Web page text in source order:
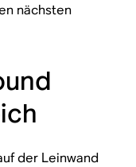
nächsten
der Leinwand